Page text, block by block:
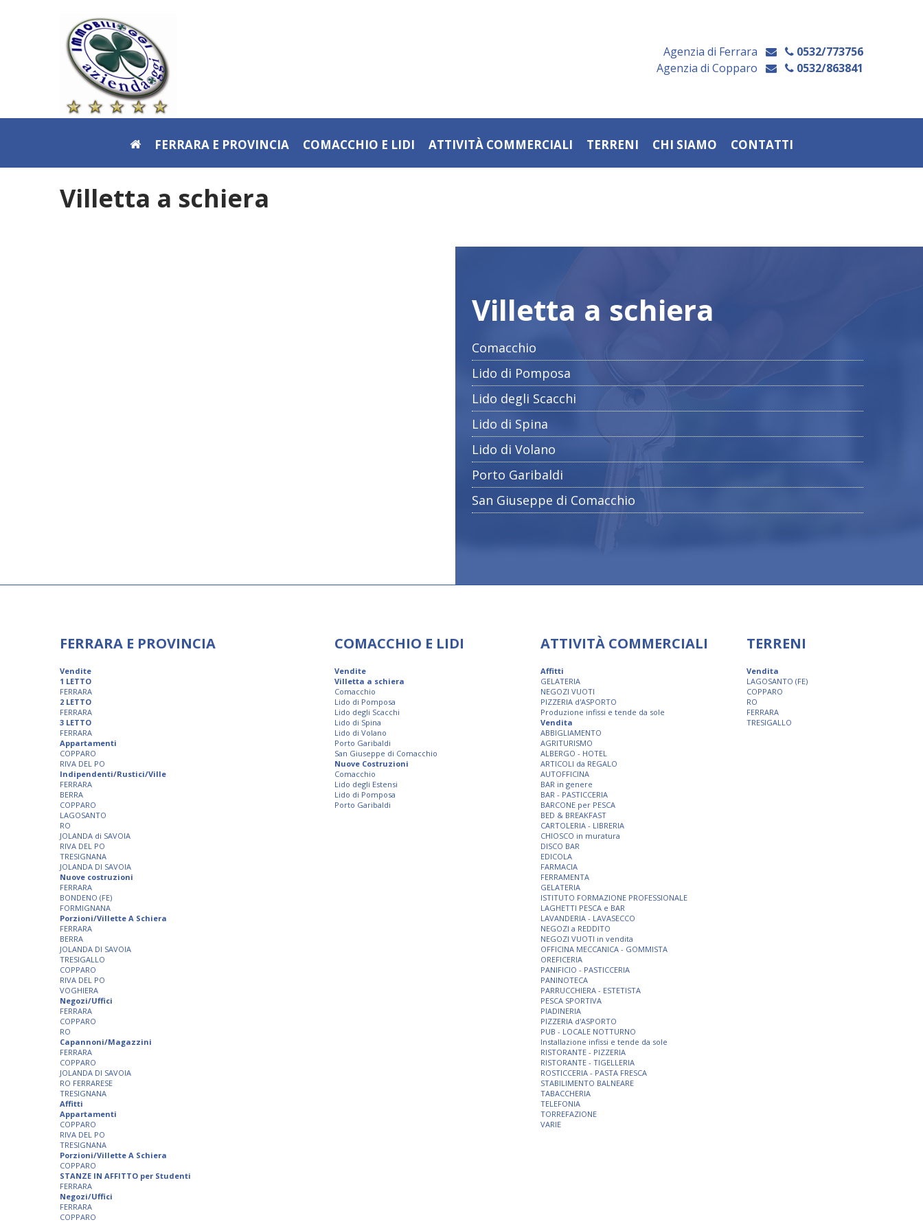
Agenzia di Ferrara
0532/773756
Agenzia di Copparo
0532/863841
FERRARA E PROVINCIA COMACCHIO E LIDI ATTIVITÀ COMMERCIALI TERRENI CHI SIAMO CONTATTI
Villetta a schiera
Villetta a schiera
Comacchio
Lido di Pomposa
Lido degli Scacchi
Lido di Spina
Lido di Volano
Porto Garibaldi
San Giuseppe di Comacchio
FERRARA E PROVINCIA
Vendite
1 LETTO
FERRARA
2 LETTO
FERRARA
3 LETTO
FERRARA
Appartamenti
COPPARO
RIVA DEL PO
Indipendenti/Rustici/Ville
FERRARA
BERRA
COPPARO
LAGOSANTO
RO
JOLANDA di SAVOIA
RIVA DEL PO
TRESIGNANA
JOLANDA DI SAVOIA
Nuove costruzioni
FERRARA
BONDENO (FE)
FORMIGNANA
Porzioni/Villette A Schiera
FERRARA
BERRA
JOLANDA DI SAVOIA
TRESIGALLO
COPPARO
RIVA DEL PO
VOGHIERA
Negozi/Uffici
FERRARA
COPPARO
RO
Capannoni/Magazzini
FERRARA
COPPARO
JOLANDA DI SAVOIA
RO FERRARESE
TRESIGNANA
Affitti
Appartamenti
COPPARO
RIVA DEL PO
TRESIGNANA
Porzioni/Villette A Schiera
COPPARO
STANZE IN AFFITTO per Studenti
FERRARA
Negozi/Uffici
FERRARA
COPPARO
COMACCHIO E LIDI
Vendite
Villetta a schiera
Comacchio
Lido di Pomposa
Lido degli Scacchi
Lido di Spina
Lido di Volano
Porto Garibaldi
San Giuseppe di Comacchio
Nuove Costruzioni
Comacchio
Lido degli Estensi
Lido di Pomposa
Porto Garibaldi
ATTIVITÀ COMMERCIALI
Affitti
GELATERIA
NEGOZI VUOTI
PIZZERIA d'ASPORTO
Produzione infissi e tende da sole
Vendita
ABBIGLIAMENTO
AGRITURISMO
ALBERGO - HOTEL
ARTICOLI da REGALO
AUTOFFICINA
BAR in genere
BAR - PASTICCERIA
BARCONE per PESCA
BED & BREAKFAST
CARTOLERIA - LIBRERIA
CHIOSCO in muratura
DISCO BAR
EDICOLA
FARMACIA
FERRAMENTA
GELATERIA
ISTITUTO FORMAZIONE PROFESSIONALE
LAGHETTI PESCA e BAR
LAVANDERIA - LAVASECCO
NEGOZI a REDDITO
NEGOZI VUOTI in vendita
OFFICINA MECCANICA - GOMMISTA
OREFICERIA
PANIFICIO - PASTICCERIA
PANINOTECA
PARRUCCHIERA - ESTETISTA
PESCA SPORTIVA
PIADINERIA
PIZZERIA d'ASPORTO
PUB - LOCALE NOTTURNO
Installazione infissi e tende da sole
RISTORANTE - PIZZERIA
RISTORANTE - TIGELLERIA
ROSTICCERIA - PASTA FRESCA
STABILIMENTO BALNEARE
TABACCHERIA
TELEFONIA
TORREFAZIONE
VARIE
TERRENI
Vendita
LAGOSANTO (FE)
COPPARO
RO
FERRARA
TRESIGALLO